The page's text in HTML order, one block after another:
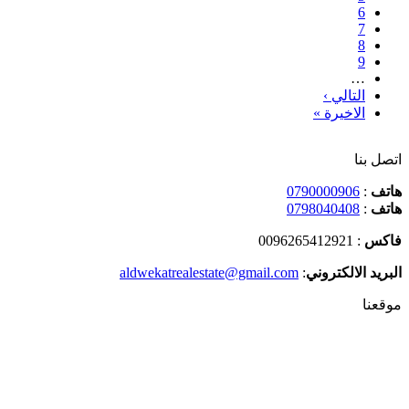
Page
6
Page
7
Page
8
Page
9
…
الصفحة
التالية
التالي ›
Last
الاخيرة »
اتصل بنا
هاتف :
0790000906
هاتف :
0798040408
فاكس : 0096265412921
البريد الالكتروني:
aldwekatrealestate@gmail.com
موقعنا